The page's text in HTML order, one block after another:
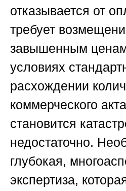
отказывается от
требует
завышенным
условиях
расхождении
коммерческого
становится
недостаточно.
глубокая,
экспертиза,